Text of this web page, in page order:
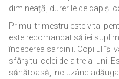
dimineață, durerile de cap și
Primul trimestru este vital
este recomandat să iei
începerea sarcinii. Copilul își
sfârșitul celei de-a treia luni.
sănătoasă, incluzând